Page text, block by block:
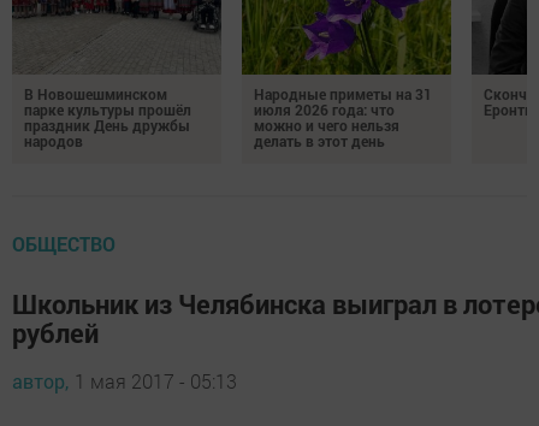
В Новошешминском
парке культуры прошёл
праздник День дружбы
народов
Народные приметы на 31
июля 2026 года: что
можно и чего нельзя
делать в этот день
ОБЩЕСТВО
Школьник из Челябинска выиграл в
рублей
автор, 1 мая 2017 - 05:13